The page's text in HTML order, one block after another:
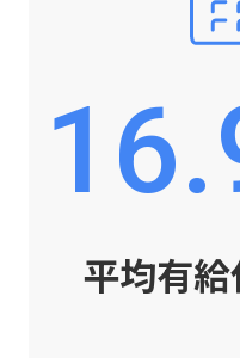
平均有